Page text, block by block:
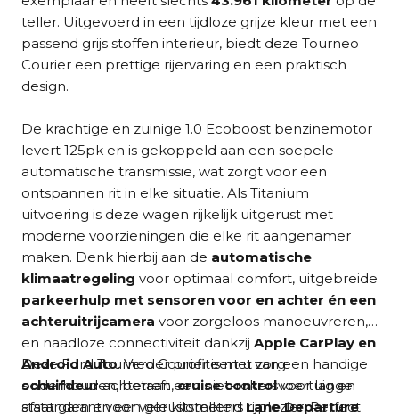
teller. Uitgevoerd in een tijdloze grijze kleur met een
passend grijs stoffen interieur, biedt deze Tourneo
Courier een prettige rijervaring en een praktisch
design.
De krachtige en zuinige 1.0 Ecoboost benzinemotor
levert 125pk en is gekoppeld aan een soepele
automatische transmissie, wat zorgt voor een
ontspannen rit in elke situatie. Als Titanium
uitvoering is deze wagen rijkelijk uitgerust met
moderne voorzieningen die elke rit aangenamer
maken. Denk hierbij aan de automatische
klimaatregeling voor optimaal comfort, uitgebreide
parkeerhulp met sensoren voor en achter én een
achteruitrijcamera voor zorgeloos manoeuvreren,
en naadloze connectiviteit dankzij Apple CarPlay en
Android Auto. Verder profiteert u van een handige
schuifdeurachteraan,cruise controlvoor lange
afstanden en een geruststellend Lane Departure
Deze Ford Tourneo Courier is met zorg
onderhouden, betreft een niet-rokersvoertuig en
staat garant voor vele kilometers rijplezier. Perfect